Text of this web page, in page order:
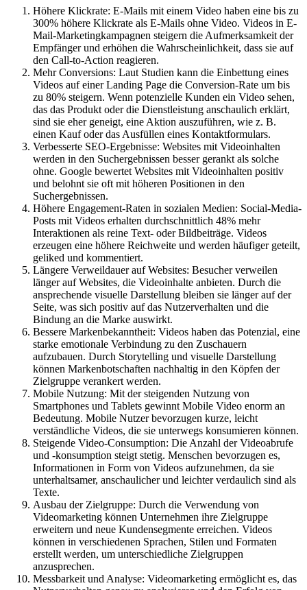
Höhere Klickrate: E-Mails mit einem Video haben eine bis zu
300% höhere Klickrate als E-Mails ohne Video. Videos in E-
Mail-Marketingkampagnen steigern die Aufmerksamkeit der
Empfänger und erhöhen die Wahrscheinlichkeit, dass sie auf
den Call-to-Action reagieren.
Mehr Conversions: Laut Studien kann die Einbettung eines
Videos auf einer Landing Page die Conversion-Rate um bis
zu 80% steigern. Wenn potenzielle Kunden ein Video sehen,
das das Produkt oder die Dienstleistung anschaulich erklärt,
sind sie eher geneigt, eine Aktion auszuführen, wie z. B.
einen Kauf oder das Ausfüllen eines Kontaktformulars.
Verbesserte SEO-Ergebnisse: Websites mit Videoinhalten
werden in den Suchergebnissen besser gerankt als solche
ohne. Google bewertet Websites mit Videoinhalten positiv
und belohnt sie oft mit höheren Positionen in den
Suchergebnissen.
Höhere Engagement-Raten in sozialen Medien: Social-Media-
Posts mit Videos erhalten durchschnittlich 48% mehr
Interaktionen als reine Text- oder Bildbeiträge. Videos
erzeugen eine höhere Reichweite und werden häufiger geteilt,
geliked und kommentiert.
Längere Verweildauer auf Websites: Besucher verweilen
länger auf Websites, die Videoinhalte anbieten. Durch die
ansprechende visuelle Darstellung bleiben sie länger auf der
Seite, was sich positiv auf das Nutzerverhalten und die
Bindung an die Marke auswirkt.
Bessere Markenbekanntheit: Videos haben das Potenzial, eine
starke emotionale Verbindung zu den Zuschauern
aufzubauen. Durch Storytelling und visuelle Darstellung
können Markenbotschaften nachhaltig in den Köpfen der
Zielgruppe verankert werden.
Mobile Nutzung: Mit der steigenden Nutzung von
Smartphones und Tablets gewinnt Mobile Video enorm an
Bedeutung. Mobile Nutzer bevorzugen kurze, leicht
verständliche Videos, die sie unterwegs konsumieren können.
Steigende Video-Consumption: Die Anzahl der Videoabrufe
und -konsumption steigt stetig. Menschen bevorzugen es,
Informationen in Form von Videos aufzunehmen, da sie
unterhaltsamer, anschaulicher und leichter verdaulich sind als
Texte.
Ausbau der Zielgruppe: Durch die Verwendung von
Videomarketing können Unternehmen ihre Zielgruppe
erweitern und neue Kundensegmente erreichen. Videos
können in verschiedenen Sprachen, Stilen und Formaten
erstellt werden, um unterschiedliche Zielgruppen
anzusprechen.
Messbarkeit und Analyse: Videomarketing ermöglicht es, das